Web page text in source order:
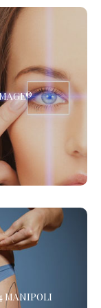
Presso i
*
MANIPOLI
è l’alternativa